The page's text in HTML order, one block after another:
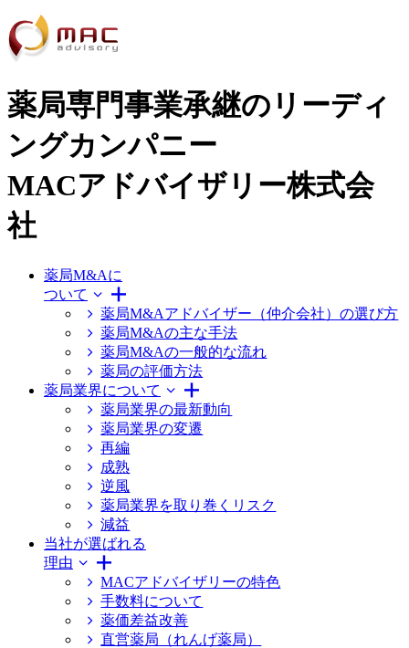
薬局専門事業承継のリーディ
ングカンパニー
MACアドバイザリー株式会
社
薬局M&Aに
ついて
薬局M&Aアドバイザー（仲介会社）の選び方
薬局M&Aの主な手法
薬局M&Aの一般的な流れ
薬局の評価方法
薬局業界について
薬局業界の最新動向
薬局業界の変遷
再編
成熟
逆風
薬局業界を取り巻くリスク
減益
当社が選ばれる
理由
MACアドバイザリーの特色
手数料について
薬価差益改善
直営薬局（れんげ薬局）